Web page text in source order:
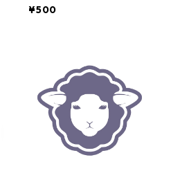
¥500